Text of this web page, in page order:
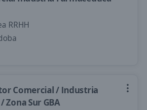
RRHH
Comercial / Industria
Zona Sur GBA